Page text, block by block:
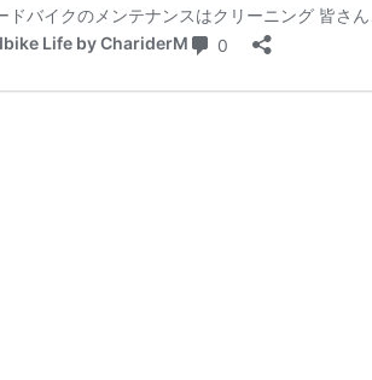
ドバイクのメンテナンスはクリーニング 皆さ
Life by ChariderM
0 コメント